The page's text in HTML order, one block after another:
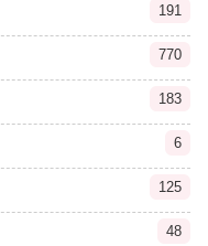
191
770
183
6
125
48